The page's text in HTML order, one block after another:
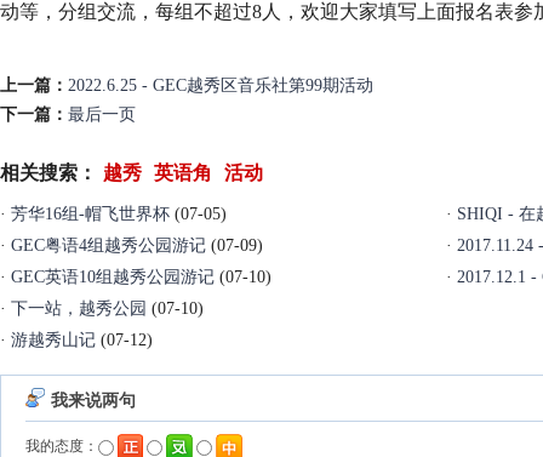
动等，分组交流，每组不超过8人，欢迎大家填写上面报名表参
上一篇： 2022.6.25 - GEC越秀区音乐社第99期活动
下一篇： 最后一页
相关搜索： 越秀 英语角 活动
· 芳华16组-帽飞世界杯 (07-05)
· GEC粤语4组越秀公园游记 (07-09)
· GEC英语10组越秀公园游记 (07-10)
· 下一站，越秀公园 (07-10)
· 游越秀山记 (07-12)
· SHIQI - 在
·
· 2017.12.1